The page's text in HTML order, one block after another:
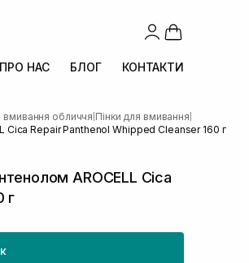
ПРО НАС БЛОГ КОНТАКТИ
обличчя Пінки для вмивання
Cica Repair Panthenol Whipped Cleanser 160 г
AROCELL Cica
г